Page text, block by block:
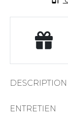
DESCRIPTION
ENTRETIEN